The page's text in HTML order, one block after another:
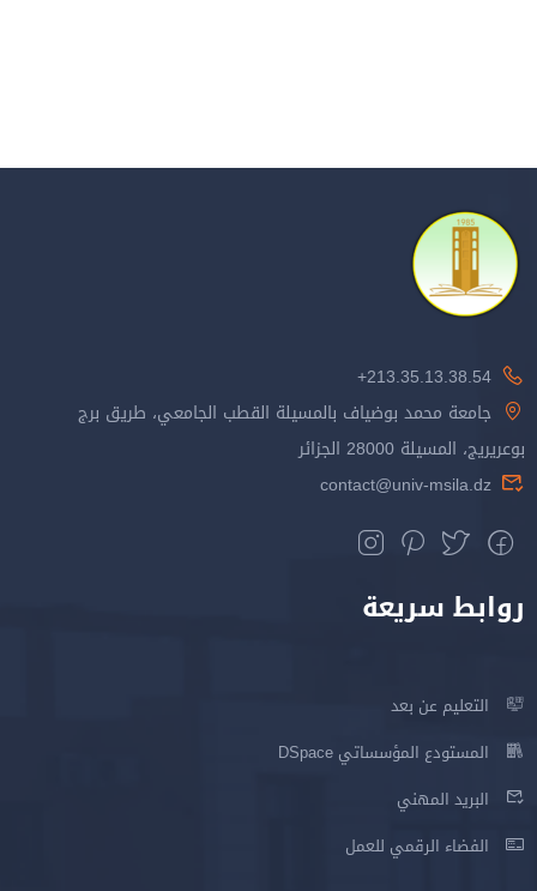
213.35.13.38.54+
جامعة محمد بوضياف بالمسيلة القطب الجامعي، طريق برج
بوعريريج، المسيلة 28000 الجزائر
contact@univ-msila.dz
روابط سريعة
التعليم عن بعد
المستودع المؤسساتي DSpace
البريد المهني
الفضاء الرقمي للعمل